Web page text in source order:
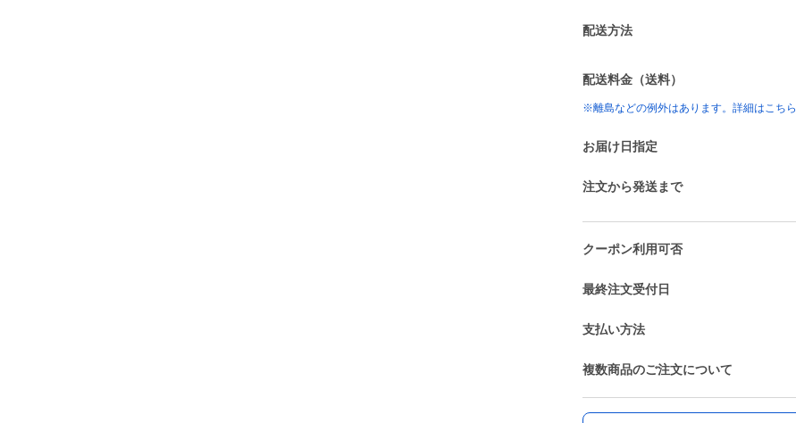
配送方法
配送料金（送料）
※離島などの例外はあります。詳細はこちら
お届け日指定
注文から発送まで
クーポン利用可否
最終注文受付日
支払い方法
複数商品のご注文について